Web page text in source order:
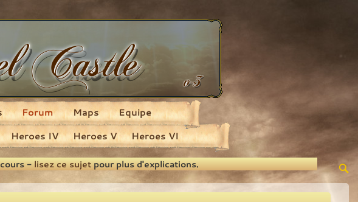
Heroes IV Heroes V Heroes VI
Forum Maps Equipe
cours -lisez ce sujetpour plus d'explications.